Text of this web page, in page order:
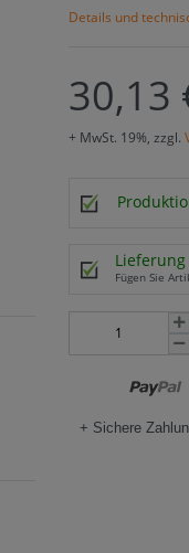
Details und
30,13
+ MwSt. 19%, zzgl.
Lieferung
Fügen Sie
+ Sichere